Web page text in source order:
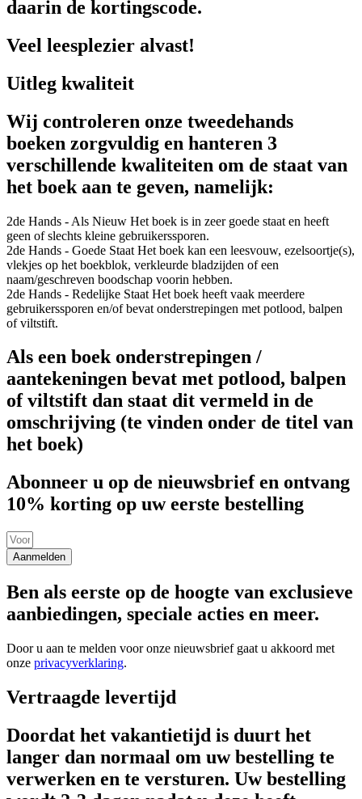
daarin de kortingscode.
Veel leesplezier alvast!
Uitleg kwaliteit
Wij controleren onze tweedehands
boeken zorgvuldig en hanteren 3
verschillende kwaliteiten om de staat van
het boek aan te geven, namelijk:
2de Hands - Als Nieuw Het boek is in zeer goede staat en heeft
geen of slechts kleine gebruikerssporen.
2de Hands - Goede Staat Het boek kan een leesvouw, ezelsoortje(s),
vlekjes op het boekblok, verkleurde bladzijden of een
naam/geschreven boodschap voorin hebben.
2de Hands - Redelijke Staat Het boek heeft vaak meerdere
gebruikerssporen en/of bevat onderstrepingen met potlood, balpen
of viltstift.
Als een boek onderstrepingen /
aantekeningen bevat met potlood, balpen
of viltstift dan staat dit vermeld in de
omschrijving (te vinden onder de titel van
het boek)
Abonneer u op de nieuwsbrief en ontvang
10% korting op uw eerste bestelling
Aanmelden
Ben als eerste op de hoogte van exclusieve
aanbiedingen, speciale acties en meer.
Door u aan te melden voor onze nieuwsbrief gaat u akkoord met
onze privacyverklaring.
Vertraagde levertijd
Doordat het vakantietijd is duurt het
langer dan normaal om uw bestelling te
verwerken en te versturen. Uw bestelling